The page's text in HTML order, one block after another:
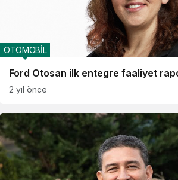
Ford Otosan ilk entegre faaliyet
OTOMOBİL
2 yıl önce